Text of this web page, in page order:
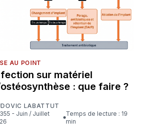
AU POINT
sur matériel
: que faire ?
LABATTUT
Temps de lecture : 19
min